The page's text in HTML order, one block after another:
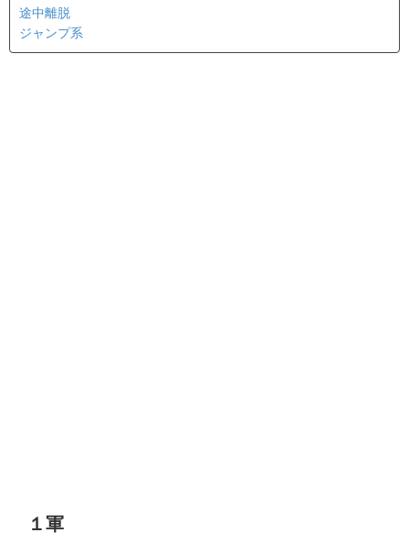
途中離脱
ジャンプ系
１軍